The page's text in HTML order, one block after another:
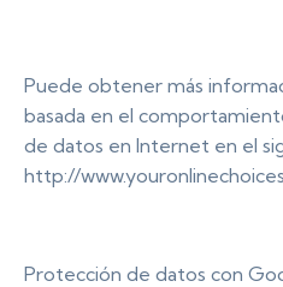
Puede obtener más
basada en el
de datos en Internet en el
http://
Protección de datos con